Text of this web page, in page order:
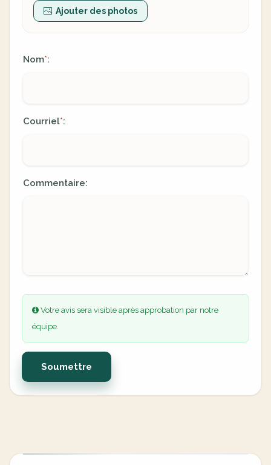
Ajouter des photos
Nom*:
Courriel*:
Commentaire:
Votre avis sera visible après approbation par notre
équipe.
Soumettre